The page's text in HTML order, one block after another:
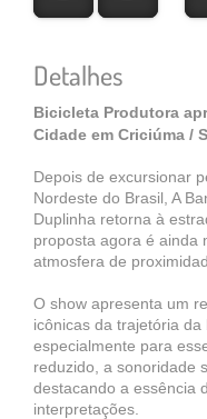
Detalhes
Bicicleta Produtora
Cidade em Criciúma /
Depois de excursionar
Nordeste do Brasil, A
Duplinha retorna à
proposta agora é ainda
atmosfera de
O show apresenta um
icônicas da trajetória
especialmente para
reduzido, a sonoridade
destacando a essência
interpretações.